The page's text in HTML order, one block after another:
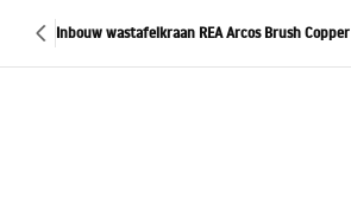
Inbouw wastafelkraan REA Arcos Brush Copper